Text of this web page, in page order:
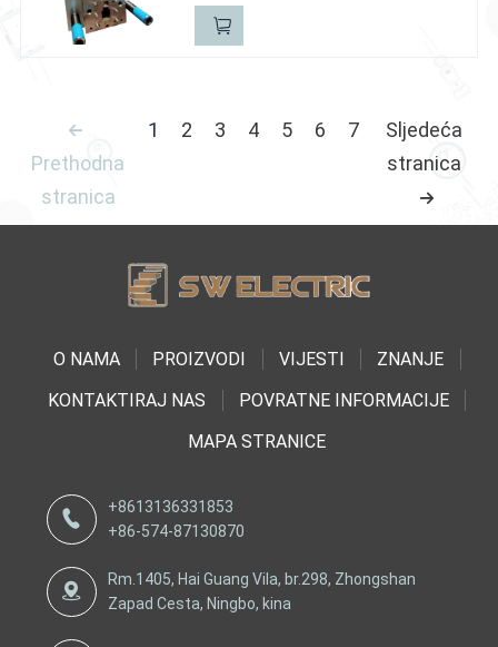
Kratak opis: radi se o modelu jedne
serije za ove proizvode, kalup treba
Prethodna
stranica
1 2 3 4 5 6 7
Sljedeća
stranica
O NAMA PROIZVODI VIJESTI
ZNANJE
KONTAKTIRAJ NAS
POVRATNE INFORMACIJE
MAPA STRANICE
+8613136331853
+86-574-87130870
Rm.1405, Hai Guang Vila, br.298, Zhongshan
Zapad Cesta, Ningbo, kina